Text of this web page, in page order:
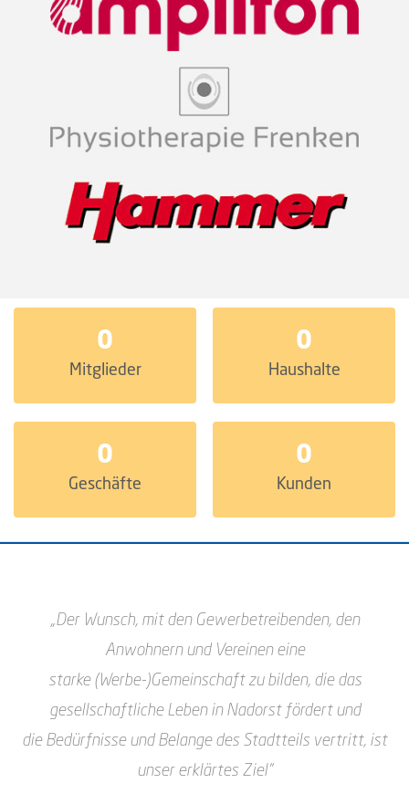
0
Mitglieder
0
Geschäfte
0
Haushalte
0
Kunden
„Der Wunsch, mit den Gewerbetreibenden, den
Anwohnern und Vereinen eine
starke(Werbe-)Gemeinschaft zu bilden, die das
gesellschaftliche Leben in Nadorst fördert und
dieBedürfnisse und Belange des Stadtteils vertritt, ist
unser erklärtes Ziel“